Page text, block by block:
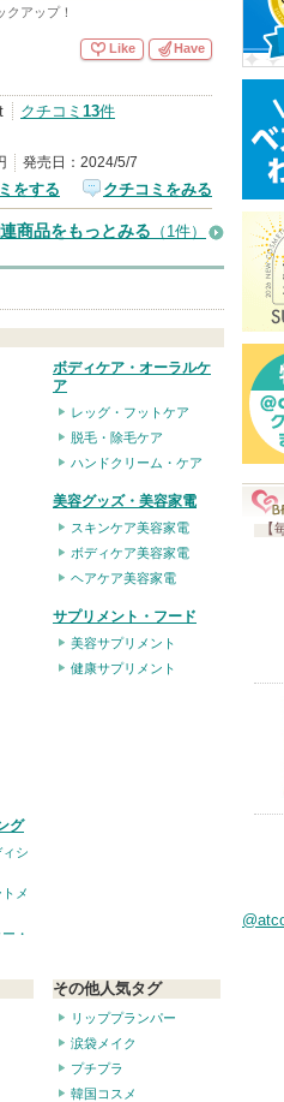
クアップ！
Like Have
クチコミ 13件
発売日：2024/5/7
をする クチコミをみる
商品をもっとみる （1件）
グ
シ
メ
・
ボディケア・オーラルケ
ア
レッグ・フットケア
脱毛・除毛ケア
ハンドクリーム・ケア
美容グッズ・美容家電
スキンケア美容家電
ボディケア美容家電
ヘアケア美容家電
サプリメント・フード
美容サプリメント
健康サプリメント
その他人気タグ
リッププランパー
涙袋メイク
プチプラ
韓国コスメ